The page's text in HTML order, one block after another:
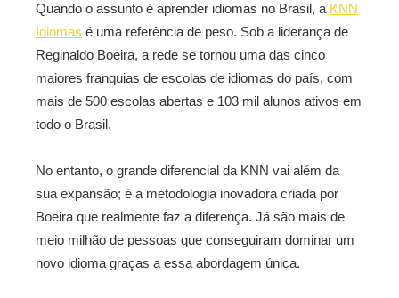
Quando o assunto é aprender idiomas no Brasil, a KNN
Idiomas é uma referência de peso. Sob a liderança de
Reginaldo Boeira, a rede se tornou uma das cinco
maiores franquias de escolas de idiomas do país, com
mais de 500 escolas abertas e 103 mil alunos ativos em
todo o Brasil.
No entanto, o grande diferencial da KNN vai além da
sua expansão; é a metodologia inovadora criada por
Boeira que realmente faz a diferença. Já são mais de
meio milhão de pessoas que conseguiram dominar um
novo idioma graças a essa abordagem única.